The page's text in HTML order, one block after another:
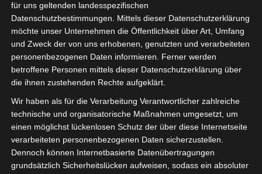
Für die Nutzung von Google Adsense (Google Ireland Limited, Gordon
Barrow Street, Dublin, D04 E5W5, Ireland) benötigen wir laut DSGVO Ihre
Zustimmung. Es werden seitens Google Adsense personenbezogene Daten
erhoben, verarbeitet und gespeichert. Welche Daten genau entnehmen Sie
den Datenschutzbedingungen.
Google Adsenseist deaktiviert. ✓ Erlauben Datenschutzbedingungen
für uns geltenden landesspezifischen
Datenschutzbestimmungen. Mittels dieser Datenschutzerklärung
möchte unser Unternehmen die Öffentlichkeit über Art, Umfang
und Zweck der von uns erhobenen, genutzten und verarbeiteten
personenbezogenen Daten informieren. Ferner werden
betroffene Personen mittels dieser Datenschutzerklärung über
die ihnen zustehenden Rechte aufgeklärt.
Wir haben als für die Verarbeitung Verantwortlicher zahlreiche
technische und organisatorische Maßnahmen umgesetzt, um
einen möglichst lückenlosen Schutz der über diese Internetseite
verarbeiteten personenbezogenen Daten sicherzustellen.
Dennoch können Internetbasierte Datenübertragungen
grundsätzlich Sicherheitslücken aufweisen, sodass ein absoluter